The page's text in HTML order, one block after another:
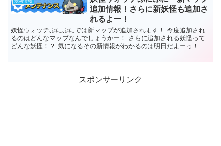
追加情報！さらに新妖怪も追加さ
れるよー！
妖怪ウォッチぷにぷにでは新マップが追加されます！ 今度追加され
るのはどんなマップなんでしょうかー！ さらに追加される妖怪って
どんな妖怪！？ 気になるその新情報がわかるのは明日だよーっ！ 妖
スポンサーリンク